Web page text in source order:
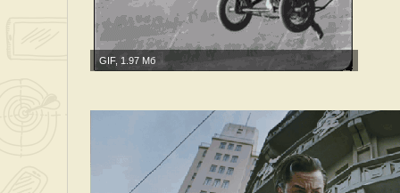
GIF, 1.97 Мб